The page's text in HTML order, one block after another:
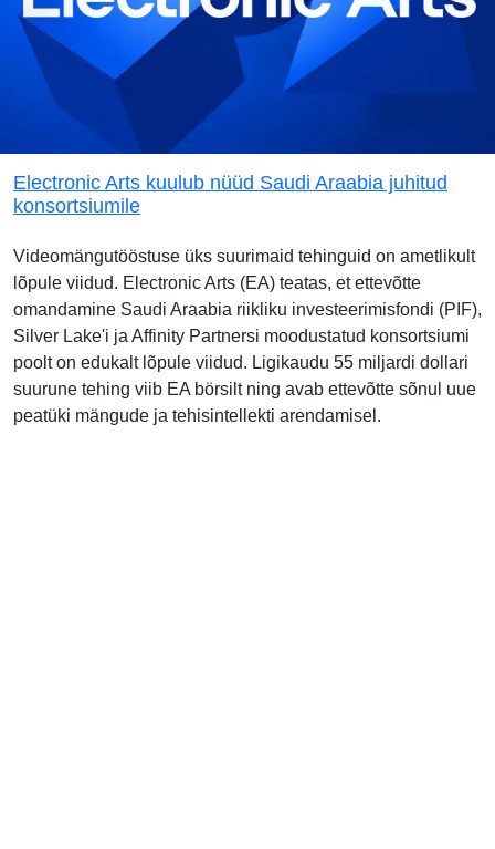
Electronic Arts kuulub nüüd Saudi Araabia juhitud
konsortsiumile
Videomängutööstuse üks suurimaid tehinguid on ametlikult
lõpule viidud. Electronic Arts (EA) teatas, et ettevõtte
omandamine Saudi Araabia riikliku investeerimisfondi (PIF),
Silver Lake'i ja Affinity Partnersi moodustatud konsortsiumi
poolt on edukalt lõpule viidud. Ligikaudu 55 miljardi dollari
suurune tehing viib EA börsilt ning avab ettevõtte sõnul uue
peatüki mängude ja tehisintellekti arendamisel.